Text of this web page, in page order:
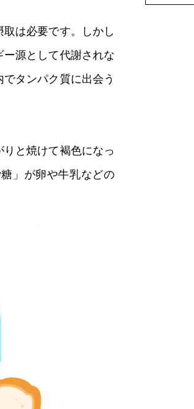
は必要です。しかし
源として代謝されな
タンパク質に出会う
と焼けて褐色になっ
」が卵や牛乳などの